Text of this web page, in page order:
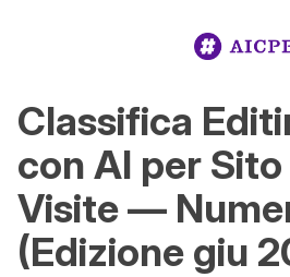
Classifica
con AI per
Visite —
(Edizione giu